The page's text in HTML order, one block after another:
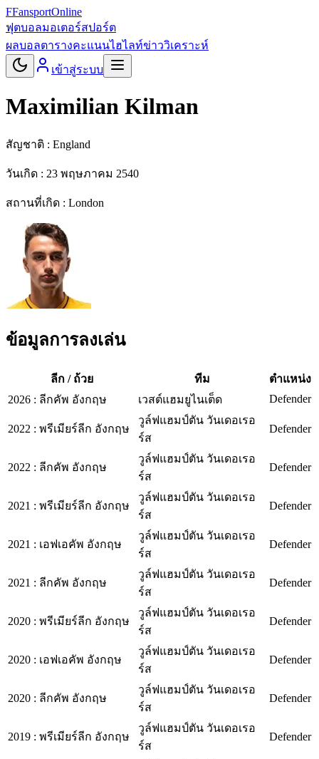
FFansportOnline
ฟุตบอลมอเตอร์สปอร์ต
ผลบอลตารางคะแนนไฮไลท์ข่าววิเคราะห์
เข้าสู่ระบบ
Maximilian Kilman
สัญชาติ : England
วันเกิด : 23 พฤษภาคม 2540
สถานที่เกิด : London
ข้อมูลการลงเล่น
ลีก / ถ้วย ทีม
ตำแหน่ง
2026 : ลีกคัพ อังกฤษ เวสต์แฮมยูไนเต็ด Defender
2022 : พรีเมียร์ลีก อังกฤษ
วูล์ฟแฮมป์ตัน วันเดอเรอ
ร์ส
Defender
2022 : ลีกคัพ อังกฤษ
วูล์ฟแฮมป์ตัน วันเดอเรอ
ร์ส
Defender
2021 : พรีเมียร์ลีก อังกฤษ
วูล์ฟแฮมป์ตัน วันเดอเรอ
ร์ส
Defender
2021 : เอฟเอคัพ อังกฤษ
วูล์ฟแฮมป์ตัน วันเดอเรอ
ร์ส
Defender
2021 : ลีกคัพ อังกฤษ
วูล์ฟแฮมป์ตัน วันเดอเรอ
ร์ส
Defender
2020 : พรีเมียร์ลีก อังกฤษ
วูล์ฟแฮมป์ตัน วันเดอเรอ
ร์ส
Defender
2020 : เอฟเอคัพ อังกฤษ
วูล์ฟแฮมป์ตัน วันเดอเรอ
ร์ส
Defender
2020 : ลีกคัพ อังกฤษ
วูล์ฟแฮมป์ตัน วันเดอเรอ
ร์ส
Defender
2019 : พรีเมียร์ลีก อังกฤษ
วูล์ฟแฮมป์ตัน วันเดอเรอ
ร์ส
Defender